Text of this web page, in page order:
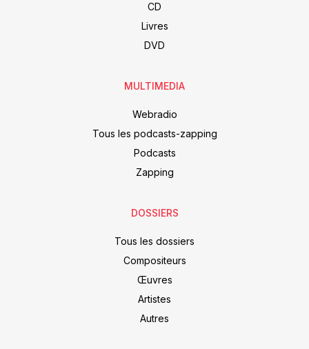
CD
Livres
DVD
MULTIMEDIA
Webradio
Tous les podcasts-zapping
Podcasts
Zapping
DOSSIERS
Tous les dossiers
Compositeurs
Œuvres
Artistes
Autres